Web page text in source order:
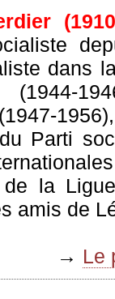
dans
(1944-
(1947-
Parti
de la
amis de
→ Le